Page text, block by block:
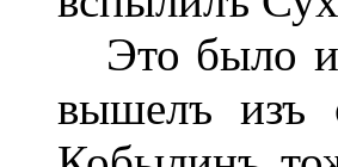
Это было
вышелъ изъ